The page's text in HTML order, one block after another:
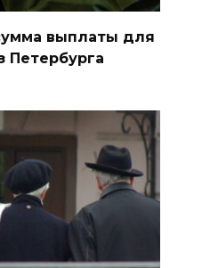
выплаты для
Петербурга